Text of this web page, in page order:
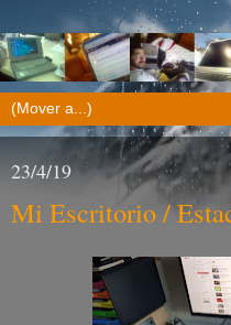
23/4/19
Mi Escritorio /